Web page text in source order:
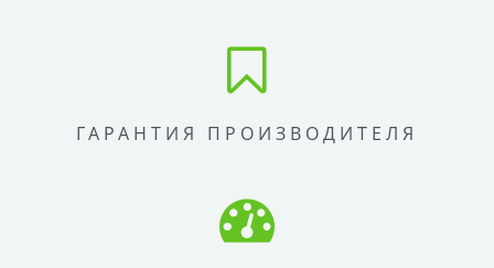
ГАРАНТИЯ ПРОИЗВОДИТЕЛЯ